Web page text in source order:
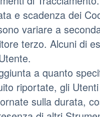
e scadenza dei
variare a
terzo. Alcuni di
a quanto
riportate, gli
sulla durata,